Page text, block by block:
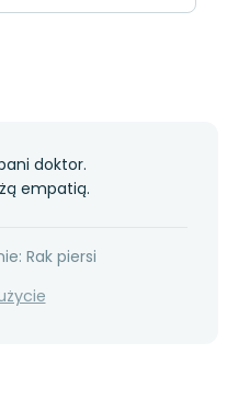
doktor.
empatią.
Rak piersi